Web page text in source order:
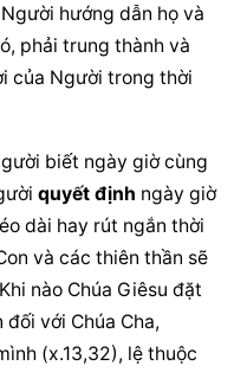
hướng dẫn họ và
phải trung thành và
của Người trong thời
biết ngày giờ cùng
quyết định ngày giờ
dài hay rút ngắn thời
và các thiên thần sẽ
nào Chúa Giêsu đặt
với Chúa Cha,
(x.13,32), lệ thuộc